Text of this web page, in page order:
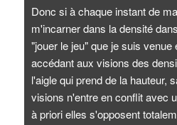
Donc si à chaque instant de
m'incarner dans la densité
"jouer le jeu" que je suis venue
accédant aux visions des
l'aigle qui prend de la hauteur,
visions n'entre en conflit avec
à priori elles s'opposent